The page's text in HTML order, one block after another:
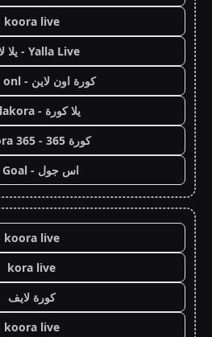
koora live
Yalla Live - يلا لايف
كورة اون لاين - koora onl
يلا كورة - yallakora
كورة 365 - kooora 365
اس جول - AS Goal
koora live
kora live
كورة لايف
koora live